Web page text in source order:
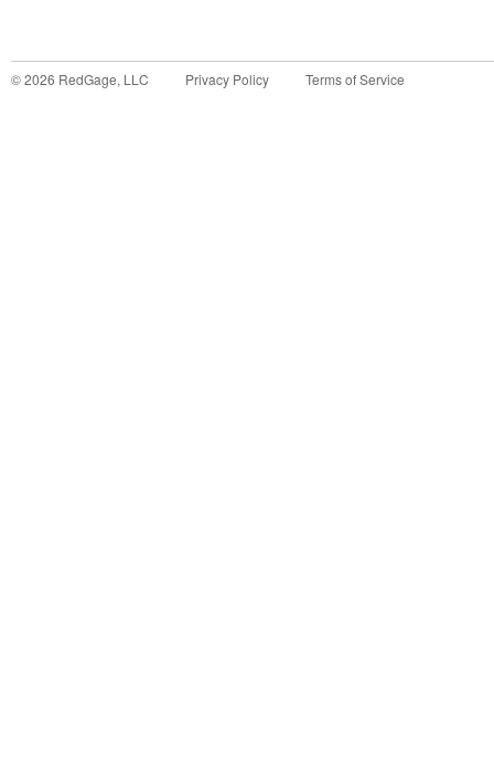
©2026 RedGage, LLC Privacy Policy Terms of Service